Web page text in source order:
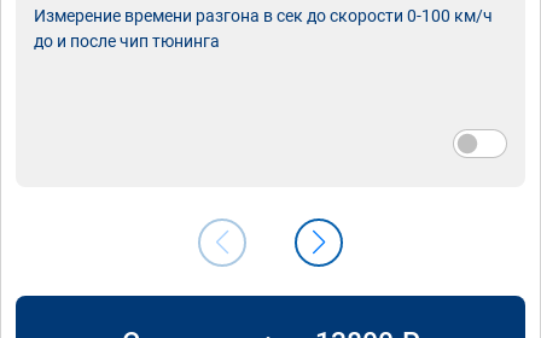
Измерение времени разгона в сек до скорости 0-100 км/ч
до и после чип тюнинга